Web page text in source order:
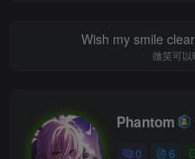
Wish my smile
微笑可以
Phantom
0 6